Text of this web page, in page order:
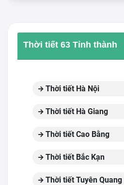
Thời tiết 63 Tỉnh thành
Thời tiết Hà Nội
Thời tiết Hà Giang
Thời tiết Cao Bằng
Thời tiết Bắc Kạn
Thời tiết Tuyên Quang